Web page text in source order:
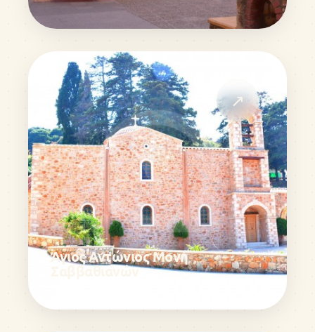
↗
Άγιος Αντώνιος Μονή
Σαββαθιανών